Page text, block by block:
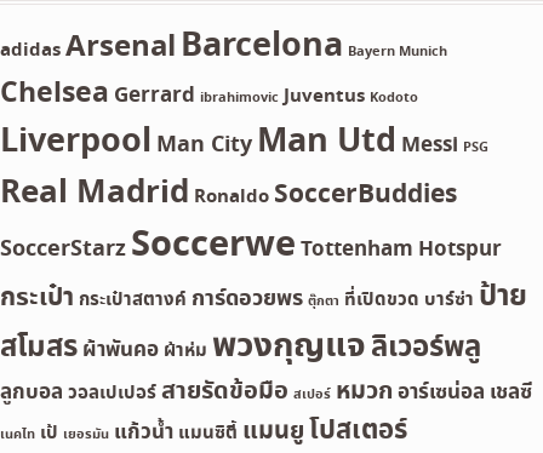
adidasArsenalBarcelona Bayern Munich
Chelsea Gerrard ibrahimovic Juventus Kodoto
Liverpool Man City Man Utd Messi PSG
Real Madrid Ronaldo SoccerBuddies
SoccerStarzSoccerwe Tottenham Hotspur
กระเป๋า กระเป๋าสตางค์ การ์ดอวยพร ตุ๊กตา ที่เปิดขวด บาร์ซ่า ป้าย
สโมสร ผ้าพันคอ ผ้าห่ม พวงกุญแจลิเวอร์พลู
ลูกบอล วอลเปเปอร์สายรัดข้อมือ สเปอร์ หมวก อาร์เซน่อล เชลซี
เนคไท เป้ เยอรมัน แก้วน้ำ แมนซิตี้ แมนยูโปสเตอร์